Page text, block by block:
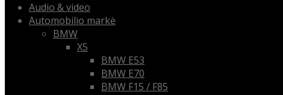
Audio & video
Automobilio markė
BMW
X5
BMW E53
BMW E70
BMW F15 / F85